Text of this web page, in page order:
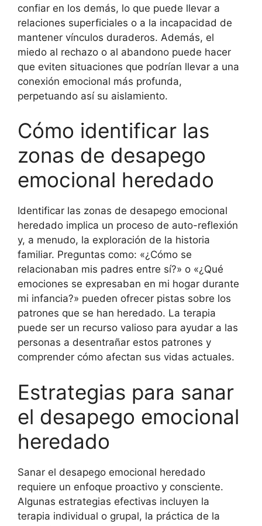
confiar en los demás, lo que puede llevar a
relaciones superficiales o a la incapacidad de
mantener vínculos duraderos. Además, el
miedo al rechazo o al abandono puede hacer
que eviten situaciones que podrían llevar a una
conexión emocional más profunda,
perpetuando así su aislamiento.
Cómo identificar las
zonas de desapego
emocional heredado
Identificar las zonas de desapego emocional
heredado implica un proceso de auto-reflexión
y, a menudo, la exploración de la historia
familiar. Preguntas como: «¿Cómo se
relacionaban mis padres entre sí?» o «¿Qué
emociones se expresaban en mi hogar durante
mi infancia?» pueden ofrecer pistas sobre los
patrones que se han heredado. La terapia
puede ser un recurso valioso para ayudar a las
personas a desentrañar estos patrones y
comprender cómo afectan sus vidas actuales.
Estrategias para sanar
el desapego emocional
heredado
Sanar el desapego emocional heredado
requiere un enfoque proactivo y consciente.
Algunas estrategias efectivas incluyen la
terapia individual o grupal, la práctica de la